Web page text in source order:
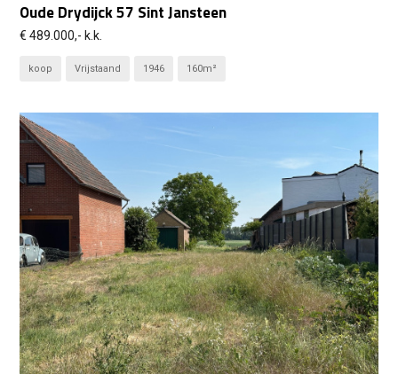
Oude Drydijck 57 Sint Jansteen
€ 489.000,- k.k.
koop Vrijstaand 1946 160m²